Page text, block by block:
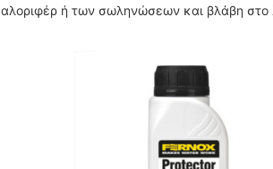
ή των σωληνώσεων και βλάβη